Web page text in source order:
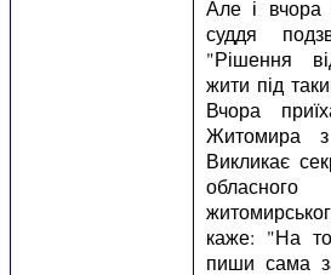
Але і вчора
суддя
"Рішення
жити під
Вчора
Житомира
Викликає
каже: "На
пиши сама